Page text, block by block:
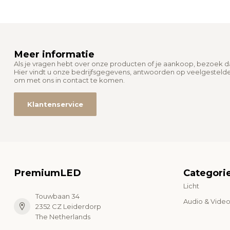
Meer informatie
Als je vragen hebt over onze producten of je aankoop, bezoek
Hier vindt u onze bedrijfsgegevens, antwoorden op
om met ons in contact te komen.
Klantenservice
PremiumLED
Touwbaan 34
2352 CZ Leiderdorp
The Netherlands
Licht
Audio & Video